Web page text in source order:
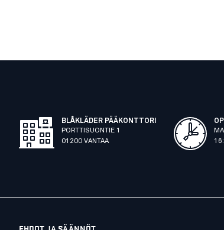
BLÅKLÄDER PÄÄKONTTORI
PORTTISUONTIE 1
01200 VANTAA